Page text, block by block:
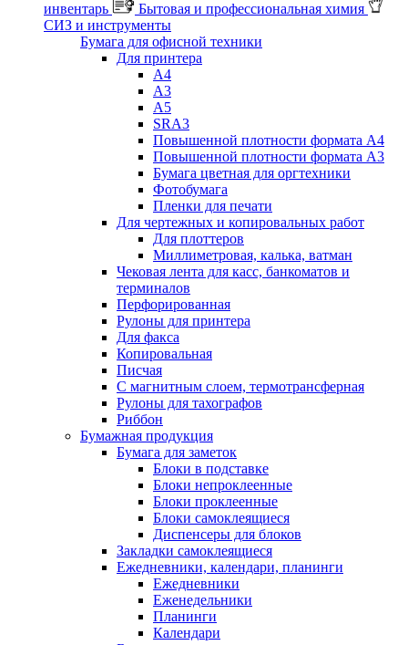
инвентарь
Бытовая и профессиональная химия
СИЗ и инструменты
Бумага для офисной техники
Для принтера
А4
А3
А5
SRA3
Повышенной плотности формата А4
Повышенной плотности формата А3
Бумага цветная для оргтехники
Фотобумага
Пленки для печати
Для чертежных и копировальных работ
Для плоттеров
Миллиметровая, калька, ватман
Чековая лента для касс, банкоматов и
терминалов
Перфорированная
Рулоны для принтера
Для факса
Копировальная
Писчая
С магнитным слоем, термотрансферная
Рулоны для тахографов
Риббон
Бумажная продукция
Бумага для заметок
Блоки в подставке
Блоки непроклеенные
Блоки проклеенные
Блоки самоклеящиеся
Диспенсеры для блоков
Закладки самоклеящиеся
Ежедневники, календари, планинги
Ежедневники
Еженедельники
Планинги
Календари